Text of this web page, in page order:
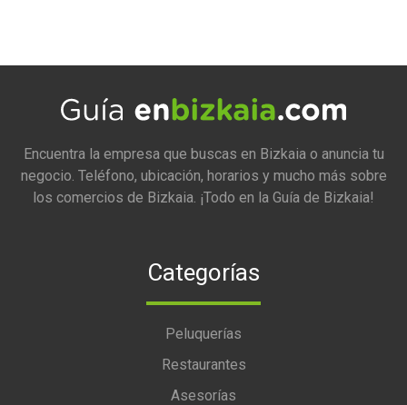
Encuentra la empresa que buscas en Bizkaia o anuncia tu
negocio. Teléfono, ubicación, horarios y mucho más sobre
los comercios de Bizkaia. ¡Todo en la Guía de Bizkaia!
Categorías
Peluquerías
Restaurantes
Asesorías